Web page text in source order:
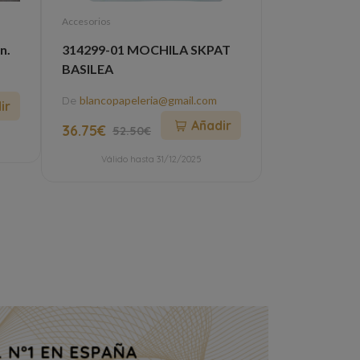
Accesorios
314299-01 MOCHILA SKPAT
BASILEA
De blancopapeleria@gmail.com
36.75€ 52.50€ Añadir
Válido hasta 31/12/2025